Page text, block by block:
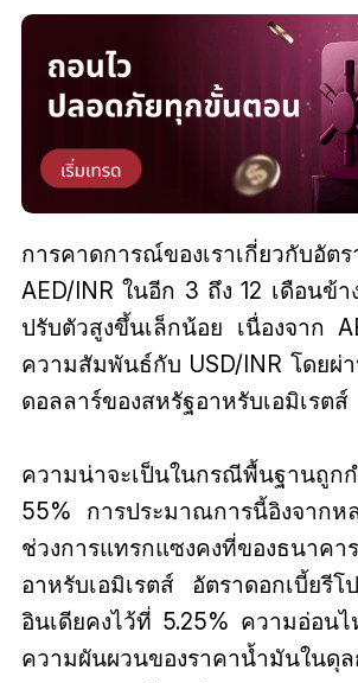
การคาดการณ์ของเราเกี่ยวกับอัต
AED/INR ในอีก 3 ถึง 12 เดือนข้
ปรับตัวสูงขึ้นเล็กน้อย เนื่องจาก
ความสัมพันธ์กับ USD/INR โดยผ่า
ดอลลาร์ของสหรัฐอาหรับเอมิเรตส์
ความน่าจะเป็นในกรณีพื้นฐานถูก
55% การประมาณการนี้อิงจากห
ช่วงการแทรกแซงคงที่ของธนาคา
อาหรับเอมิเรตส์ อัตราดอกเบี้ยรีโ
อินเดียคงไว้ที่ 5.25% ความอ่อนไ
ความผันผวนของราคาน้ำมันในดุ